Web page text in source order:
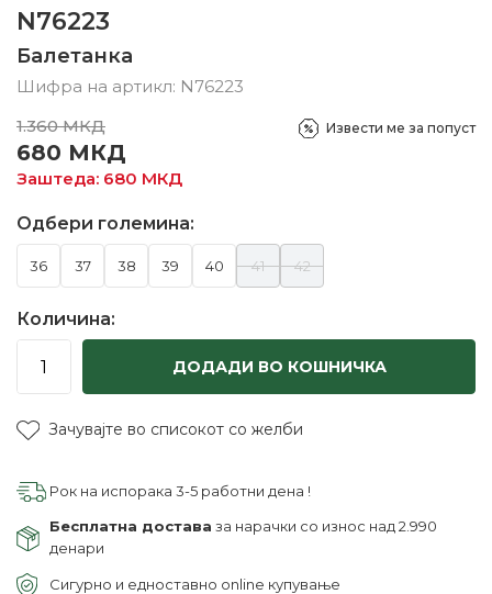
N76223
Балетанка
Шифра на артикл: N76223
1.360 МКД
680 МКД
Заштеда: 680 МКД
Извести ме за попуст
Одбери големина:
36 37 38 39 40 41 42
Количина:
ДОДАДИ ВО КОШНИЧКА
Зачувајте во списокот со желби
Рок на испорака 3-5 работни дена !
Бесплатна достава за нарачки со износ над 2.990
денари
Сигурно и едноставно online купување